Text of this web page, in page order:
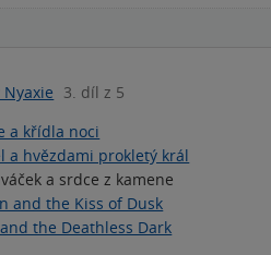
3. díl z 5
a křídla noci
a hvězdami prokletý král
a srdce z kamene
and the Kiss of Dusk
the Deathless Dark